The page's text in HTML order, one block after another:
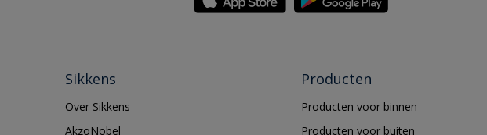
Sikkens
Over Sikkens
AkzoNobel
Producten
Producten voor binnen
Producten voor buiten